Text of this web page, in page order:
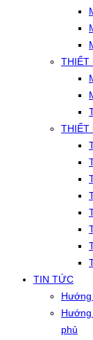
THIẾT
THIẾT
TIN TỨC
phủ